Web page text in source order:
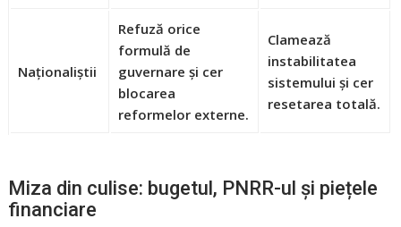
Naționaliștii
Refuză orice
formulă de
guvernare și cer
blocarea
reformelor externe.
Clamează
instabilitatea
sistemului și cer
resetarea totală.
Miza din culise: bugetul, PNRR-ul și piețele
financiare